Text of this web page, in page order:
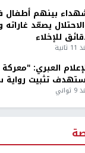
بينهم أطفال
يصعّد
للإخلاء
العبري:
تثبيت رواية
ثواني